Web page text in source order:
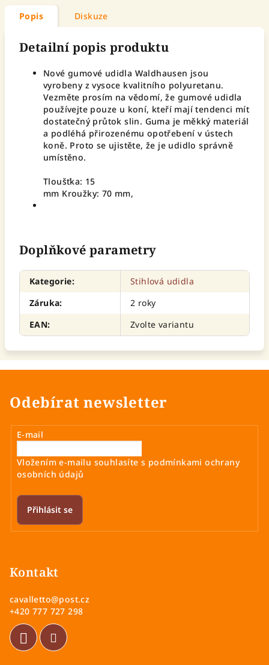
Popis Diskuze
Detailní popis produktu
Nové gumové udidla Waldhausen jsou
vyrobeny z vysoce kvalitního polyuretanu.
Vezměte prosím na vědomí, že gumové udidla
používejte pouze u koní, kteří mají tendenci mít
dostatečný průtok slin. Guma je měkký materiál
a podléhá přirozenému opotřebení v ústech
koně. Proto se ujistěte, že je udidlo správně
umístěno.
Tloušťka: 15
mm Kroužky: 70 mm,
Doplňkové parametry
Kategorie:
Stihlová udidla
Záruka:
2 roky
EAN: Zvolte variantu
Odebírat newsletter
E-mail
Vložením e-mailu souhlasíte s podmínkami ochrany
osobních údajů
Přihlásit se
Kontakt
cavalletto@post.cz
+420 777 727 298